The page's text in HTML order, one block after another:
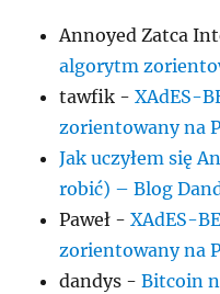
Annoyed Zatca
algorytm
tawfik -XAdES-
zorientowany na
Jak uczyłem się
robić) – Blog
Paweł -XAdES-
zorientowany na
dandys -Bitcoin